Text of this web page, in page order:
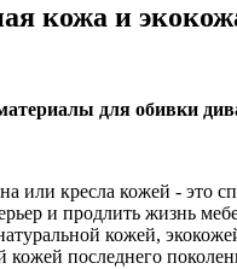
кожа и
для обивки
или кресла кожей - это
и продлить жизнь
кожей,
кожей последнего